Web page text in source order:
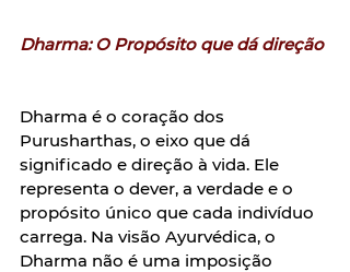
Dharma: O Propósito que dá direção
Dharma é o coração dos
Purusharthas, o eixo que dá
significado e direção à vida. Ele
representa o dever, a verdade e o
propósito único que cada indivíduo
carrega. Na visão Ayurvédica, o
Dharma não é uma imposição